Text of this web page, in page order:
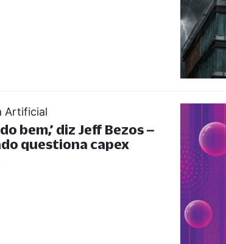
Artificial
bem,’ diz Jeff Bezos –
questiona capex